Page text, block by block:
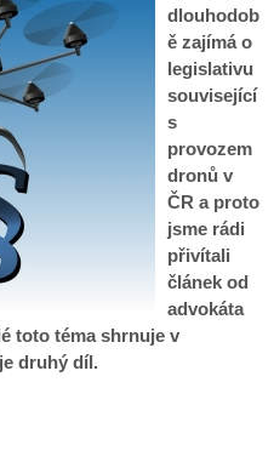
dlouhodob
ě zajímá o
legislativu
související
s
provozem
dronů v
ČR a proto
jsme rádi
přivítali
článek od
advokáta
toto téma shrnuje v
druhý díl.